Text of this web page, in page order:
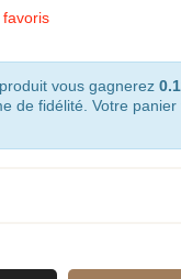
vous gagnerez
de fidélité. Votre panier